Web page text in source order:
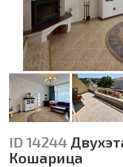
ID 14244
Кошарица